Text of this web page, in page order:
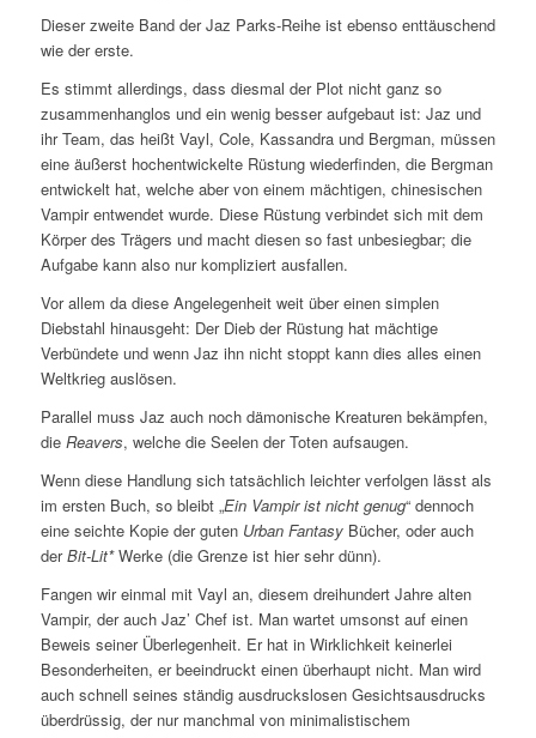
Dieser zweite Band der Jaz Parks-Reihe ist ebenso enttäuschend
wie der erste.
Es stimmt allerdings, dass diesmal der Plot nicht ganz so
zusammenhanglos und ein wenig besser aufgebaut ist: Jaz und
ihr Team, das heißt Vayl, Cole, Kassandra und Bergman, müssen
eine äußerst hochentwickelte Rüstung wiederfinden, die Bergman
entwickelt hat, welche aber von einem mächtigen, chinesischen
Vampir entwendet wurde. Diese Rüstung verbindet sich mit dem
Körper des Trägers und macht diesen so fast unbesiegbar; die
Aufgabe kann also nur kompliziert ausfallen.
Vor allem da diese Angelegenheit weit über einen simplen
Diebstahl hinausgeht: Der Dieb der Rüstung hat mächtige
Verbündete und wenn Jaz ihn nicht stoppt kann dies alles einen
Weltkrieg auslösen.
Parallel muss Jaz auch noch dämonische Kreaturen bekämpfen,
die Reavers, welche die Seelen der Toten aufsaugen.
Wenn diese Handlung sich tatsächlich leichter verfolgen lässt als
im ersten Buch, so bleibt „Ein Vampir ist nicht genug“ dennoch
eine seichte Kopie der guten Urban FantasyBücher, oder auch
derBit-Lit*Werke (die Grenze ist hier sehr dünn).
Fangen wir einmal mit Vayl an, diesem dreihundert Jahre alten
Vampir, der auch Jaz’ Chef ist. Man wartet umsonst auf einen
Beweis seiner Überlegenheit. Er hat in Wirklichkeit keinerlei
Besonderheiten, er beeindruckt einen überhaupt nicht. Man wird
auch schnell seines ständig ausdruckslosen Gesichtsausdrucks
überdrüssig, der nur manchmal von minimalistischem